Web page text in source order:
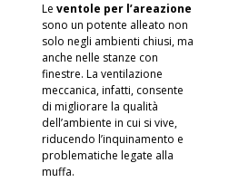
Le ventole per l’areazione
sono un potente alleato non
solo negli ambienti chiusi, ma
anche nelle stanze con
finestre. La ventilazione
meccanica, infatti, consente
di migliorare la qualità
dell’ambiente in cui si vive,
riducendo l’inquinamento e
problematiche legate alla
muffa.